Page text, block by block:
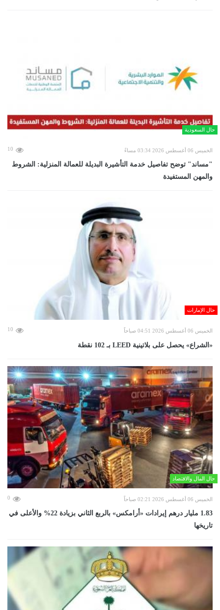
حال السعودية
الخميس 06 أغسطس 2026 03:34 مساءً 10
"مساند" توضح تفاصيل خدمة التأشيرة البديلة للعمالة المنزلية: الشروط
والمهن المستفيدة
حال الإمارات
الخميس 06 أغسطس 2026 04:51 صباحاً 10
«الشراع» يحصل على بلاتينية LEED بـ 102 نقطة
حال المال والاقتصاد
الخميس 06 أغسطس 2026 02:21 صباحاً 0
‏1.83 مليار درهم إيرادات «أرامكس» بالربع الثاني بزيادة 22% والأعلى في
تاريخها